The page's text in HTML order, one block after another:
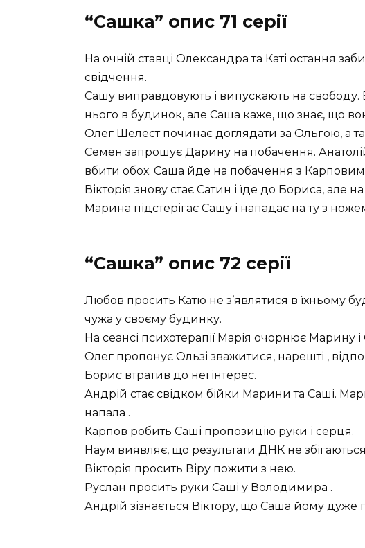
“Сашка” опис 71 серії
На очній ставці Олександра та Каті остання
свідчення.
Сашу виправдовують і випускають на свободу.
нього в будинок, але Саша каже, що знає, що
Олег Шелест починає доглядати за Ольгою, а
Семен запрошує Дарину на побачення.
вбити обох. Саша йде на побачення з Карповим.
Вікторія знову стає Сатин і їде до Бориса, але
Марина підстерігає Сашу і нападає на ту з
“Сашка” опис 72 серії
Любов просить Катю не з’являтися в їхньому
чужа у своєму будинку.
На сеансі психотерапії Марія очорнює Марину
Олег пропонує Ользі зважитися, нарешті ,
Борис втратив до неї інтерес.
Андрій стає свідком бійки Марини та Саші.
напала .
Карпов робить Саші пропозицію руки і серця.
Наум виявляє, що результати ДНК не
Вікторія просить Віру пожити з нею.
Руслан просить руки Саші у Володимира .
Андрій зізнається Віктору, що Саша йому дуже